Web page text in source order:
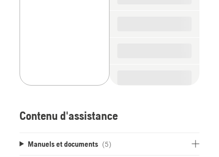
Contenu d'assistance
Manuels et documents (5)